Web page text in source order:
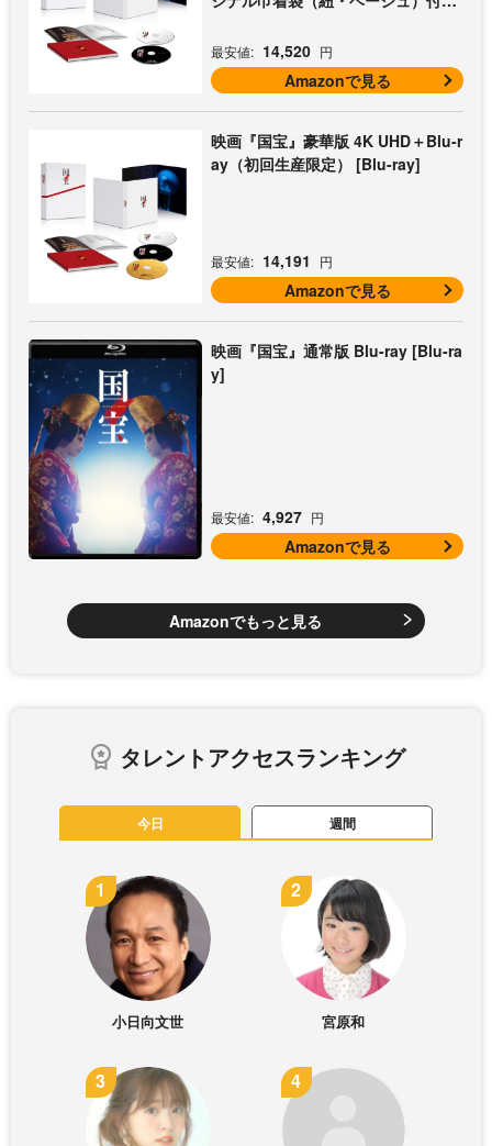
最安値: 14,520 円
Amazonで見る
映画『国宝』豪華版 4K UHD＋Blu-r
ay（初回生産限定） [Blu-ray]
最安値: 14,191 円
Amazonで見る
映画『国宝』通常版 Blu-ray [Blu-ra
y]
最安値: 4,927 円
Amazonで見る
Amazonでもっと見る
タレントアクセスランキング
今日 週間
小日向文世 宮原和